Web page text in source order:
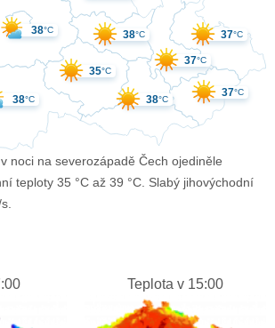
38°C 38°C
37°C
37°C
38°C
38°C
35°C
37°C
noci na severozápadě Čech ojediněle
teploty 35 °C až 39 °C. Slabý jihovýchodní
Teplota v 15:00